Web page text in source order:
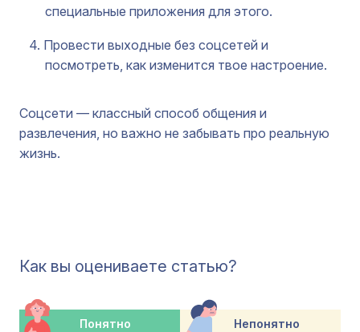
специальные приложения для этого.
Провести выходные без соцсетей и
посмотреть, как изменится твое настроение.
Соцсети — классный способ общения и
развлечения, но важно не забывать про реальную
жизнь.
Как вы оцениваете статью?
Понятно Непонятно